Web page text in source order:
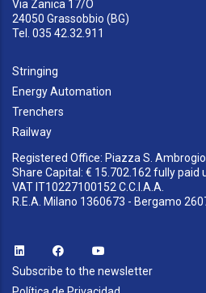
Via Zanica 17/O
24050 Grassobbio (BG)
Tel. 035 42.32.911
Stringing
Energy Automation
Trenchers
Railway
Registered Office: Piazza S.
Share Capital: € 15.702.162 fully paid
VAT IT10227100152 C.C.I.A.A.
R.E.A. Milano 1360673 - Bergamo
Subscribe to the newsletter